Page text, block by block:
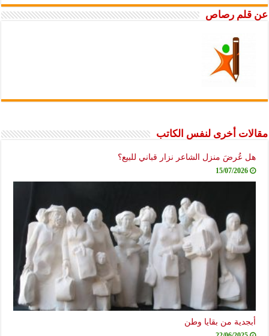
عن قلم رصاص
مقالات أخرى لنفس الكاتب
هل عُرضَ منزل الشاعر نزار قباني للبيع؟
15/07/2026
أبجدية من بقايا وطن